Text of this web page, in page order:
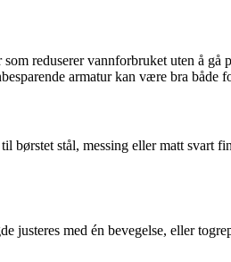
reduserer vannforbruket uten å
armatur kan være bra
stål, messing eller matt svart
justeres med én bevegelse, eller